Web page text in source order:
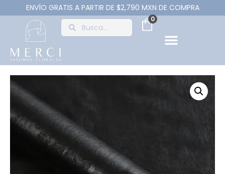
ENVÍO GRATIS A PARTIR DE $2,790 MXN DE COMPRA
0